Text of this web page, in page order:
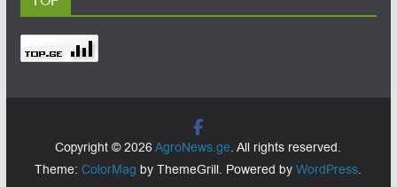
Copyright © 2026AgroNews.ge. All rights reserved.
Theme:ColorMag by ThemeGrill. Powered byWordPress.